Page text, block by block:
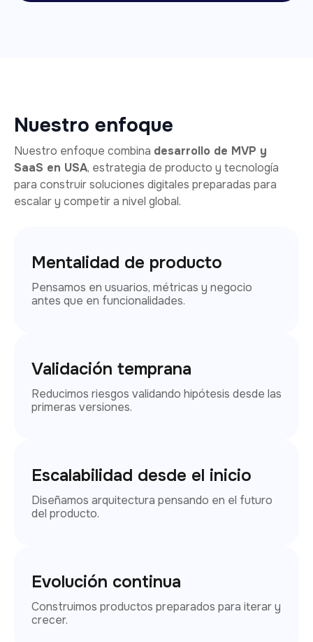
Nuestro enfoque
Nuestro enfoque combina desarrollo de MVP y
SaaS en USA, estrategia de producto y tecnología
para construir soluciones digitales preparadas para
escalar y competir a nivel global.
Mentalidad de producto
Pensamos en usuarios, métricas y negocio
antes que en funcionalidades.
Validación temprana
Reducimos riesgos validando hipótesis desde las
primeras versiones.
Escalabilidad desde el inicio
Diseñamos arquitectura pensando en el futuro
del producto.
Evolución continua
Construimos productos preparados para iterar y
crecer.